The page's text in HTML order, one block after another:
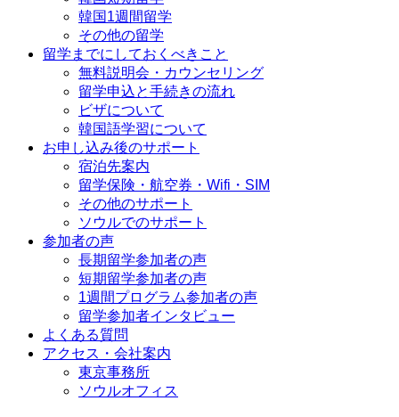
韓国1週間留学
その他の留学
留学までにしておくべきこと
無料説明会・カウンセリング
留学申込と手続きの流れ
ビザについて
韓国語学習について
お申し込み後のサポート
宿泊先案内
留学保険・航空券・Wifi・SIM
その他のサポート
ソウルでのサポート
参加者の声
長期留学参加者の声
短期留学参加者の声
1週間プログラム参加者の声
留学参加者インタビュー
よくある質問
アクセス・会社案内
東京事務所
ソウルオフィス